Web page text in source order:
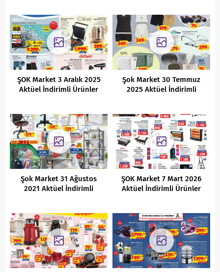
ŞOK Market 3 Aralık 2025
Aktüel İndirimli Ürünler
Şok Market 30 Temmuz
2025 Aktüel İndirimli
Şok Market 31 Ağustos
2021 Aktüel İndirimli
ŞOK Market 7 Mart 2026
Aktüel İndirimli Ürünler